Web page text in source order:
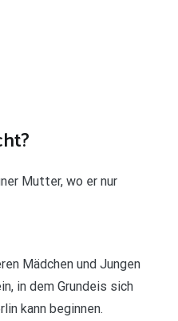
Mutter, wo er nur
Mädchen und Jungen
in dem Grundeis sich
kann beginnen.